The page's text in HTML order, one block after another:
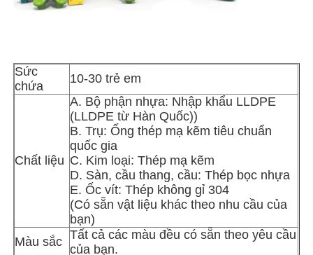
Liên hệ
Các trường hợp
Yêu cầu báo giá
Thiết kế sân chơi công viên
Thiết kế công viên nước
Sức
chứa
10-30 trẻ em
Chất liệu
A. Bộ phận nhựa: Nhập khẩu LLDPE
(LLDPE từ Hàn Quốc))
B. Trụ: Ống thép mạ kẽm tiêu chuẩn
quốc gia
C. Kim loại: Thép mạ kẽm
D. Sàn, cầu thang, cầu: Thép bọc nhựa
E. Ốc vít: Thép không gỉ 304
(Có sẵn vật liệu khác theo nhu cầu của
bạn)
Màu sắc Tất cả các màu đều có sẵn theo yêu cầu
của bạn.